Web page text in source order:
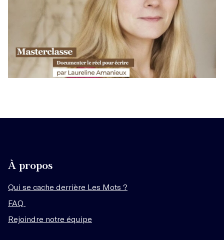
À propos
Qui se cache derrière Les Mots ?
FAQ
Rejoindre notre équipe